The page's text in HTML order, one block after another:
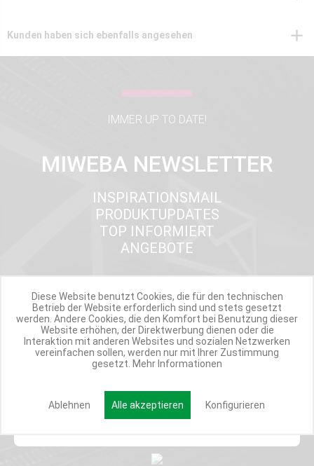
Kunden haben sich ebenfalls angesehen
IMMER UP TO DATE!
MIWEBA NEWSLETTER
INSPIRATIONSMAIL
PRODUKTUPDATES
TOP INFORMIERT
ANGEBOTE
Werde Teil der Miweba Community!
Verpasse nie wieder exklusive Newsletter-Rabatte und Aktionen
Anmelden
Diese Website benutzt Cookies, die für den technischen
Betrieb der Website erforderlich sind und stets gesetzt
werden. Andere Cookies, die den Komfort bei Benutzung dieser
Website erhöhen, der Direktwerbung dienen oder die
Interaktion mit anderen Websites und sozialen Netzwerken
vereinfachen sollen, werden nur mit Ihrer Zustimmung
gesetzt. Mehr Informationen
Ablehnen Alle akzeptieren Konfigurieren